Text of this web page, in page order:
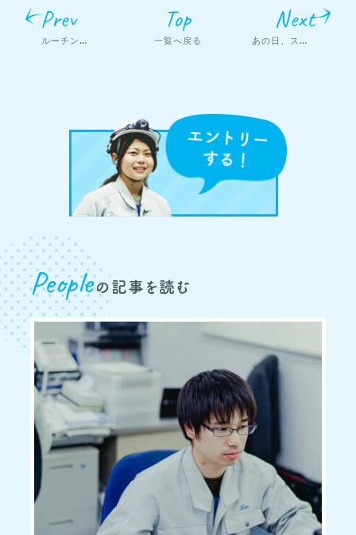
Next
あの日、スイッチが入ったのかも。
Top
一覧へ戻る
Prev
ルーチンの中に 大きな意味があります。
People の記事を読む